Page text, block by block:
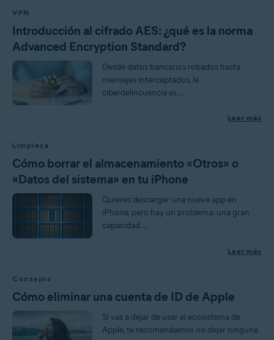
VPN
Introducción al cifrado AES: ¿qué es la norma
Advanced Encryption Standard?
Desde datos bancarios robados hasta
mensajes interceptados, la
ciberdelincuencia es ...
Leer más
Limpieza
Cómo borrar el almacenamiento «Otros» o
«Datos del sistema» en tu iPhone
Quieres descargar una nueva app en
iPhone, pero hay un problema: una gran
capacidad ...
Leer más
Consejos
Cómo eliminar una cuenta de ID de Apple
Si vas a dejar de usar el ecosistema de
Apple, te recomendamos no dejar ninguna